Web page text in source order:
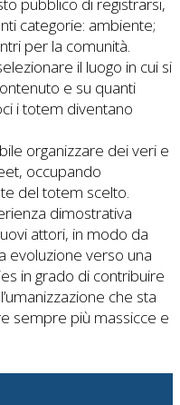
pubblico di registrarsi,
categorie: ambiente;
per la comunità.
il luogo in cui si
e su quanti
i totem diventano
organizzare dei veri e
occupando
del totem scelto.
dimostrativa
attori, in modo da
evoluzione verso una
in grado di contribuire
che sta
sempre più massicce e